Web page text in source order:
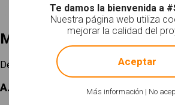
Mi selección
Descargar
A. Elige un tamaño
Te damos la bienvenida a
Nuestra página web utiliza
mejorar la calidad del
Más información | No
! Not valid!
Aceptar